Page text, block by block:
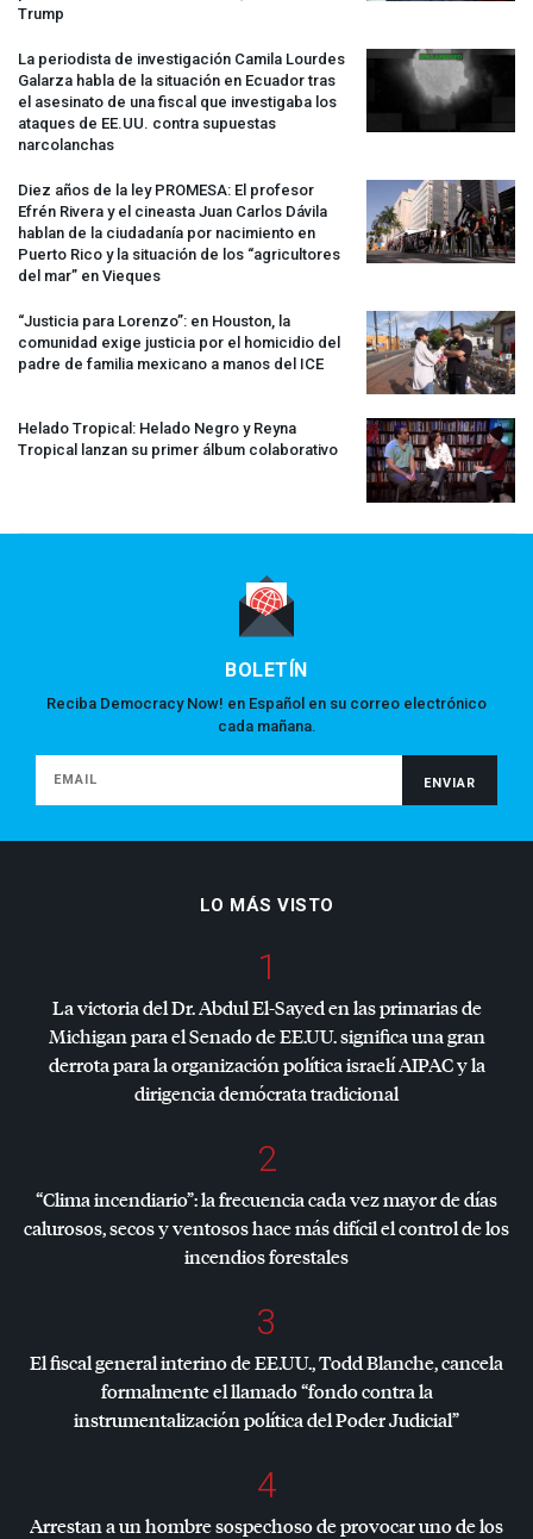
Trump
La periodista de investigación Camila Lourdes
Galarza habla de la situación en Ecuador tras
el asesinato de una fiscal que investigaba los
ataques de EE.UU. contra supuestas
narcolanchas
Diez años de la ley PROMESA: El profesor
Efrén Rivera y el cineasta Juan Carlos Dávila
hablan de la ciudadanía por nacimiento en
Puerto Rico y la situación de los “agricultores
del mar” en Vieques
“Justicia para Lorenzo”: en Houston, la
comunidad exige justicia por el homicidio del
padre de familia mexicano a manos del ICE
Helado Tropical: Helado Negro y Reyna
Tropical lanzan su primer álbum colaborativo
BOLETÍN
Reciba Democracy Now! en Español en su correo electrónico
cada mañana.
LO MÁS VISTO
1
La victoria del Dr. Abdul El-Sayed en las primarias de
Michigan para el Senado de EE.UU. significa una gran
derrota para la organización política israelíAIPACy la
dirigencia demócrata tradicional
2
“Clima incendiario”: la frecuencia cada vez mayor de días
calurosos, secos y ventosos hace más difícil el control de los
incendios forestales
3
El fiscal general interino de EE.UU., Todd Blanche, cancela
formalmente el llamado “fondo contra la
instrumentalización política del Poder Judicial”
4
Arrestan a un hombre sospechoso de provocar uno de los